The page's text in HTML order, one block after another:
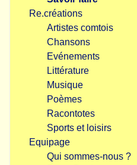
Re.créations
Artistes comtois
Chansons
Evénements
Littérature
Musique
Poèmes
Racontotes
Sports et loisirs
Equipage
Qui sommes-nous ?